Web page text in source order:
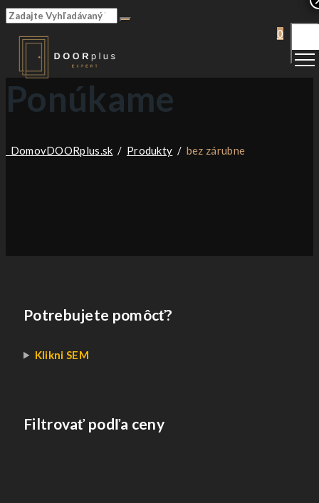
0
Ponúkame
DomovDOORplus.sk / Produkty / bez zárubne
Potrebujete pomôcť?
Klikni SEM
Filtrovať podľa ceny